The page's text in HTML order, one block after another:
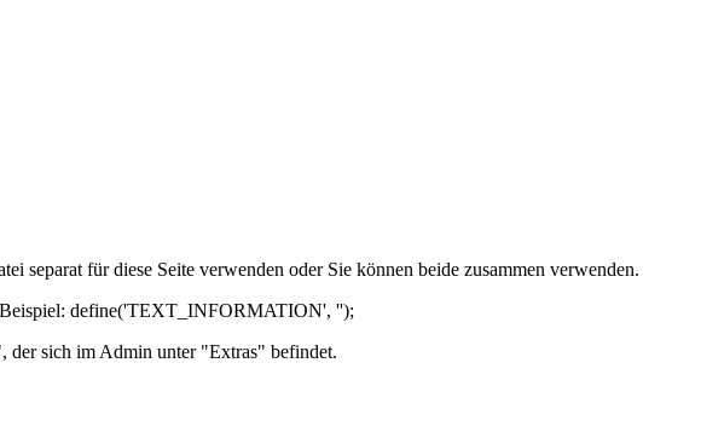
separat für diese Seite verwenden oder Sie können beide zusammen verwenden.
Beispiel: define('TEXT_INFORMATION', '');
der sich im Admin unter "Extras" befindet.